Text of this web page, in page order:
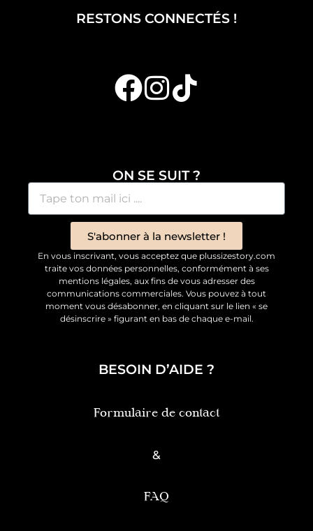
RESTONS CONNECTÉS !
ON SE SUIT ?
S'abonner à la newsletter !
En vous inscrivant, vous acceptez que plussizestory.com
traite vos données personnelles, conformément à ses
mentions légales, aux fins de vous adresser des
communications commerciales. Vous pouvez à tout
moment vous désabonner, en cliquant sur le lien « se
désinscrire » figurant en bas de chaque e-mail.
BESOIN D’AIDE ?
Formulaire de contact
&
FAQ